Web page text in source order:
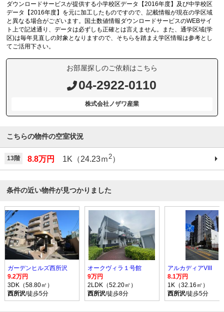
ダウンロードサービスが提供する小学校区データ【2016年度】及び中学校区
データ【2016年度】を元に加工したものですので、記載情報が現在の学区域
と異なる場合がございます。国土数値情報ダウンロードサービスのWEBサイ
ト上で記述通り、データは必ずしも正確とは言えません。また、通学区域(学
区)は毎年見直しの対象となりますので、そちらを踏まえ学区情報は参考とし
てご活用下さい。
お部屋探しのご依頼はこちら
04-2922-0110
株式会社ノザワ産業
こちらの物件の空室状況
13階 8.8万円 1K（24.23ｍ2）
条件の近い物件が見つかりました
ガーデンヒルズ西所沢
9.2万円
3DK（58.80㎡）
西所沢/徒歩5分
オークヴィラ１号館
9万円
2LDK（52.20㎡）
西所沢/徒歩8分
アルカディアVIII
8.1万円
1K（32.16㎡）
西所沢/徒歩5分